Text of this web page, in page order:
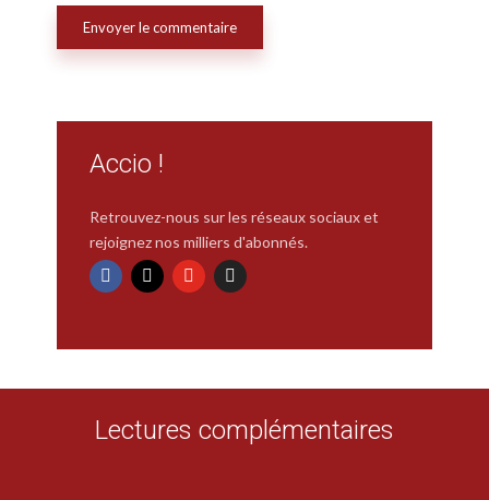
Accio !
Retrouvez-nous sur les réseaux sociaux et
rejoignez nos milliers d'abonnés.
Lectures complémentaires